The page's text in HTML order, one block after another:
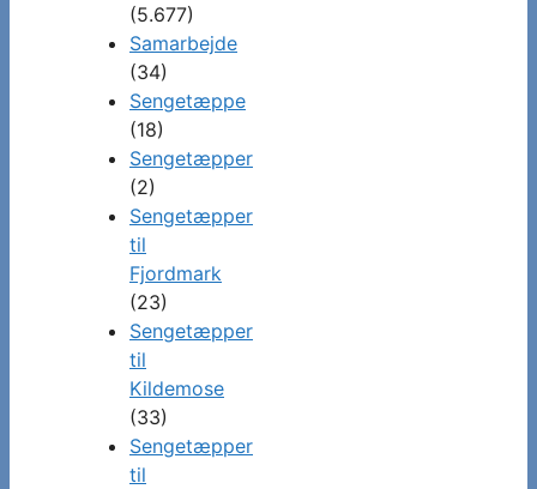
(5.677)
Samarbejde
(34)
Sengetæppe
(18)
Sengetæpper
(2)
Sengetæpper
til
Fjordmark
(23)
Sengetæpper
til
Kildemose
(33)
Sengetæpper
til